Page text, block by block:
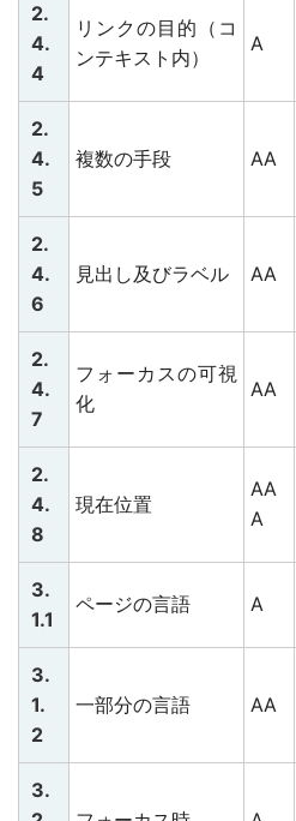
2.
4.
4
リンクの目的（コ
ンテキスト内）
A
2.
4.
5
複数の手段 AA
2.
4.
6
見出し及びラベル AA
2.
4.
7
フォーカスの可視
化
AA
2.
4.
8
現在位置
AA
A
3.
1.1
ページの言語 A
3.
1.
2
一部分の言語 AA
3.